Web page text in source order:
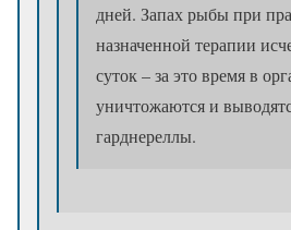
дней. Запах рыбы при
назначенной терапии
суток – за это время в
уничтожаются и
гарднереллы.